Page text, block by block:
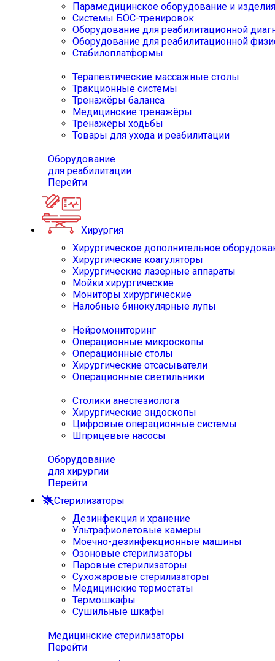
Парамедицинское оборудование и изделия
Системы БОС-тренировок
Оборудование для реабилитационной
Оборудование для реабилитационной
Стабилоплатформы
Терапевтические массажные столы
Тракционные системы
Тренажёры баланса
Медицинские тренажёры
Тренажёры ходьбы
Товары для ухода и реабилитации
Оборудование
для реабилитации
Перейти
Хирургия
Хирургическое дополнительное
Хирургические коагуляторы
Хирургические лазерные аппараты
Мойки хирургические
Мониторы хирургические
Налобные бинокулярные лупы
Нейромониторинг
Операционные микроскопы
Операционные столы
Хирургические отсасыватели
Операционные светильники
Столики анестезиолога
Хирургические эндоскопы
Цифровые операционные системы
Шприцевые насосы
Оборудование
для хирургии
Перейти
Стерилизаторы
Дезинфекция и хранение
Ультрафиолетовые камеры
Моечно-дезинфекционные машины
Озоновые стерилизаторы
Паровые стерилизаторы
Сухожаровые стерилизаторы
Медицинские термостаты
Термошкафы
Сушильные шкафы
Медицинские стерилизаторы
Перейти